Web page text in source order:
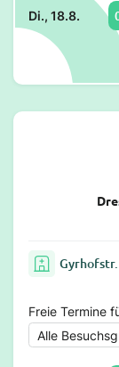
Di., 18.8.
Gyrhofstr.
Freie Termine